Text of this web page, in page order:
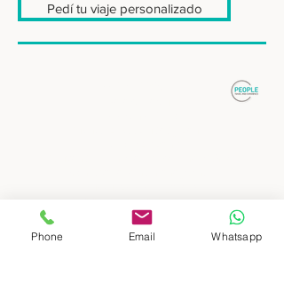
Pedí tu viaje personalizado
Puerto Madryn, fauna y vida silvestre
: : SOBRE NOSOTROS
Phone Email Whatsapp